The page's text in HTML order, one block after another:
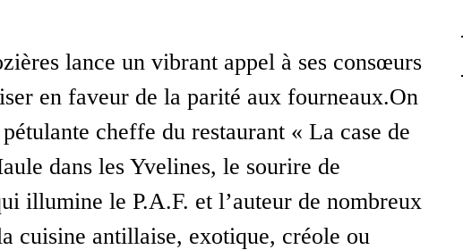
lance un vibrant appel à ses consœurs
en faveur de la parité aux fourneaux.On
cheffe du restaurant « La case de
dans les Yvelines, le sourire de
illumine le P.A.F. et l’auteur de nombreux
cuisine antillaise, exotique, créole ou